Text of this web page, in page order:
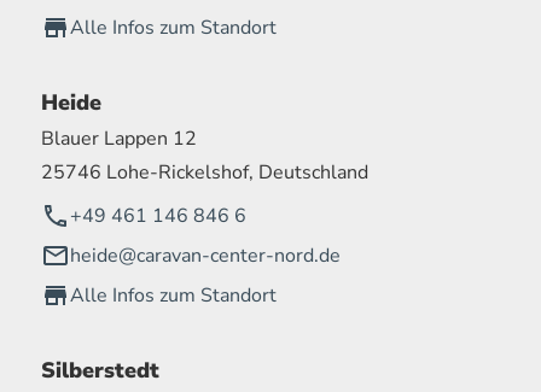
Alle Infos zum Standort
Heide
Blauer Lappen 12
25746 Lohe-Rickelshof, Deutschland
+49 461 146 846 6
heide@caravan-center-nord.de
Alle Infos zum Standort
Silberstedt